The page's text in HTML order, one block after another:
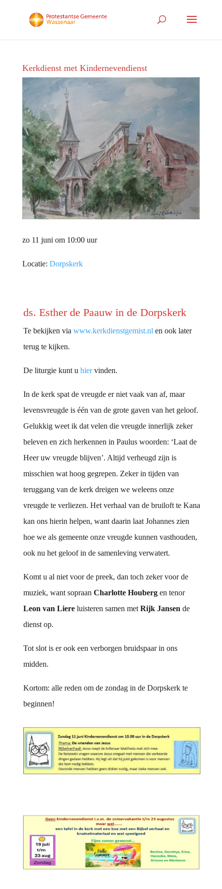
Kerkdienst met Kindernevendienst
zo 11 juni om 10:00 uur
Locatie: Dorpskerk
ds. Esther de Paauw in de Dorpskerk
Te bekijken via www.kerkdienstgemist.nl en ook later
terug te kijken.
De liturgie kunt u hiervinden.
In de kerk spat de vreugde er niet vaak van af, maar
levensvreugde is één van de grote gaven van het geloof.
Gelukkig weet ik dat velen die vreugde innerlijk zeker
beleven en zich herkennen in Paulus woorden: ‘Laat de
Heer uw vreugde blijven’. Altijd verheugd zijn is
misschien wat hoog gegrepen. Zeker in tijden van
teruggang van de kerk dreigen we weleens onze
vreugde te verliezen. Het verhaal van de bruiloft te Kana
kan ons hierin helpen, want daarin laat Johannes zien
hoe we als gemeente onze vreugde kunnen vasthouden,
ook nu het geloof in de samenleving verwatert.
Komt u al niet voor de preek, dan toch zeker voor de
muziek, want sopraan Charlotte Houbergen tenor
Leon van Liereluisteren samen met Rijk Jansen de
dienst op.
Tot slot is er ook een verborgen bruidspaar in ons
midden.
Kortom: alle reden om de zondag in de Dorpskerk te
beginnen!